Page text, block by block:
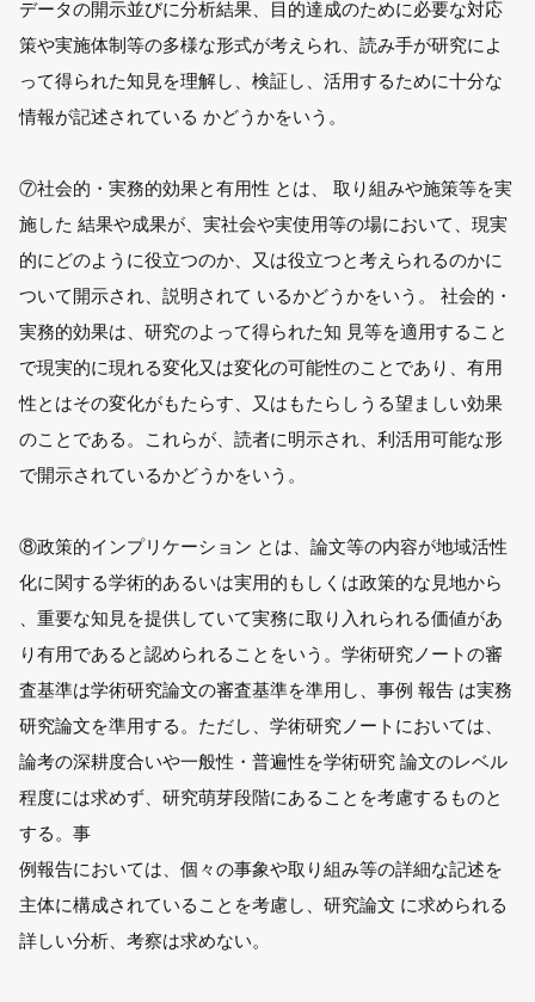
データの開示並びに分析結果、目的達成のために必要な対応
策や実施体制等の多様な形式が考えられ、読み手が研究によ
って得られた知見を理解し、検証し、活用するために十分な
情報が記述されている かどうかをいう。
⑦社会的・実務的効果と有用性 とは、 取り組みや施策等を実
施した 結果や成果が、実社会や実使用等の場において、現実
的にどのように役立つのか、又は役立つと考えられるのかに
ついて開示され、説明されて いるかどうかをいう。 社会的・
実務的効果は、研究のよって得られた知 見等を適用すること
で現実的に現れる変化又は変化の可能性のことであり、有用
性とはその変化がもたらす、又はもたらしうる望ましい効果
のことである。これらが、読者に明示され、利活用可能な形
で開示されているかどうかをいう。
⑧政策的インプリケーション とは、論文等の内容が地域活性
化に関する学術的あるいは実用的もしくは政策的な見地から
、重要な知見を提供していて実務に取り入れられる価値があ
り有用であると認められることをいう。学術研究ノートの審
査基準は学術研究論文の審査基準を準用し、事例 報告 は実務
研究論文を準用する。ただし、学術研究ノートにおいては、
論考の深耕度合いや一般性・普遍性を学術研究 論文のレベル
程度には求めず、研究萌芽段階にあることを考慮するものと
する。事
例報告においては、個々の事象や取り組み等の詳細な記述を
主体に構成されていることを考慮し、研究論文 に求められる
詳しい分析、考察は求めない。